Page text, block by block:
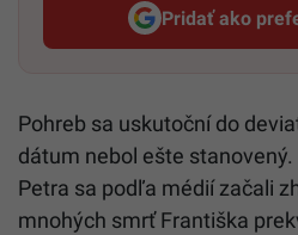
Pridať ako
Pohreb sa uskutoční do
dátum nebol ešte
Petra sa podľa médií začali
mnohých smrť Františka